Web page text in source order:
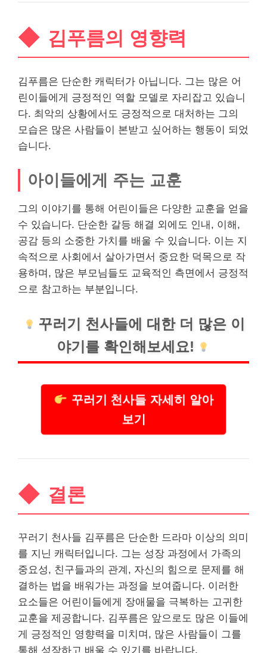
김푸름의 영향력
김푸름은 단순한 캐릭터가 아닙니다. 그는 많은 어
린이들에게 긍정적인 역할 모델로 자리잡고 있습니
다. 최악의 상황에서도 긍정적으로 대처하는 그의
모습은 많은 사람들이 본받고 싶어하는 행동이 되었
습니다.
아이들에게 주는 교훈
그의 이야기를 통해 어린이들은 다양한 교훈을 얻을
수 있습니다. 단순한 갈등 해결 외에도 인내, 이해,
공감 등의 소중한 가치를 배울 수 있습니다. 이는 지
속적으로 사회에서 살아가면서 중요한 덕목으로 작
용하며, 많은 부모님들도 교육적인 측면에서 긍정적
으로 참고하는 부분입니다.
꾸러기 천사들에 대한 더 많은 이
야기를 확인해보세요!
꾸러기 천사들 자세히 알아
보기
결론
꾸러기 천사들 김푸름은 단순한 드라마 이상의 의미
를 지닌 캐릭터입니다. 그는 성장 과정에서 가족의
중요성, 친구들과의 관계, 자신의 힘으로 문제를 해
결하는 법을 배워가는 과정을 보여줍니다. 이러한
요소들은 어린이들에게 장애물을 극복하는 고귀한
교훈을 제공합니다. 김푸름은 앞으로도 많은 이들에
게 긍정적인 영향력을 미치며, 많은 사람들이 그를
통해 성장하고 배울 수 있기를 바랍니다.